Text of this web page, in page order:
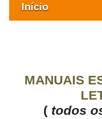
Início
SIGE
ESAQ sem Bullying
MANUAIS
( todos